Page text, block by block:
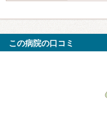
この病院の口コミ